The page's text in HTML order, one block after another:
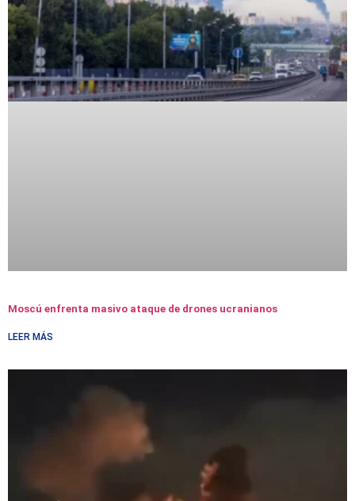
Moscú enfrenta masivo ataque de drones ucranianos
LEER MÁS